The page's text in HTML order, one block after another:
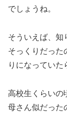
でしょうね。
そういえば、知
そっくりだった
りになっていた
高校生くらいの
母さん似だった